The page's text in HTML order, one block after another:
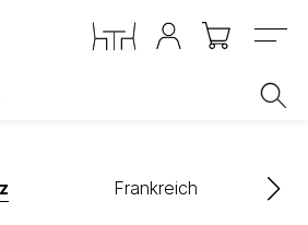
Menu
Frankreich